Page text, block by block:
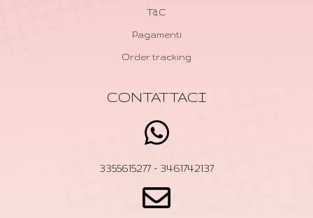
T&C
Pagamenti
Order tracking
CONTATTACI
3355615277 - 3461742137